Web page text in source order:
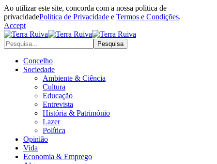
Ao utilizar este site, concorda com a nossa politica de
privacidadePolitica de Privacidade e Termos e Condições.
Accept
Concelho
Sociedade
Ambiente & Ciência
Cultura
Educação
Entrevista
História & Património
Lazer
Política
Opinião
Vida
Economia & Emprego